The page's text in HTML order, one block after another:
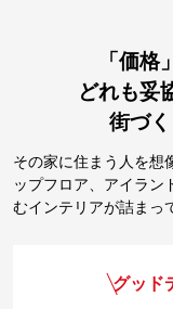
「価格
どれも妥
街づ
その家に住まう人を想
ップフロア、アイラン
むインテリアが詰まっ
グッド